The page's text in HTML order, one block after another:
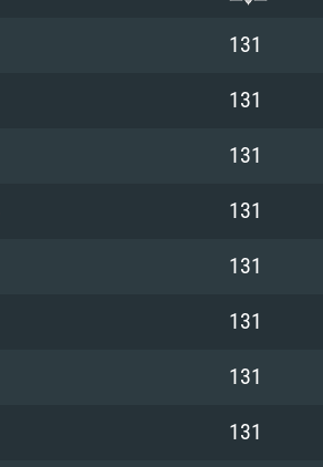
131
131
131
131
131
131
131
131